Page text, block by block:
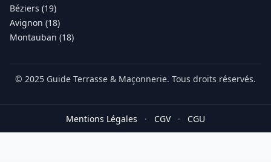
Béziers (19)
Avignon (18)
Montauban (18)
© 2025 Guide Terrasse & Maçonnerie. Tous droits réservés.
Mentions Légales · CGV · CGU